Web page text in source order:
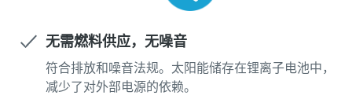
无需燃料供应，无噪音
符合排放和噪音法规。太阳能储存在锂离子电池中，
减少了对外部电源的依赖。